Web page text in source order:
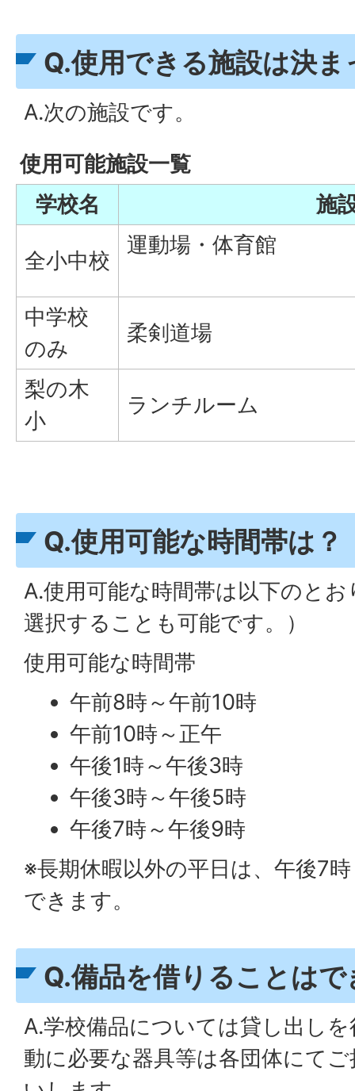
Q.使用できる施設は決
A.次の施設です。
使用可能施設一覧
学校名
施
全小中校
運動場
中学校
のみ
柔剣道場
梨の木
小
ランチルーム
Q.使用可能な時間帯は？
A.使用可能な時間帯は以下のと
選択することも可能です。）
使用可能な時間帯
午前8時～午前10時
午前10時～正午
午後1時～午後3時
午後3時～午後5時
午後7時～午後9時
※長期休暇以外の平日は、午後7
できます。
Q.備品を借りることは
A.学校備品については貸し出し
動に必要な器具等は各団体にて